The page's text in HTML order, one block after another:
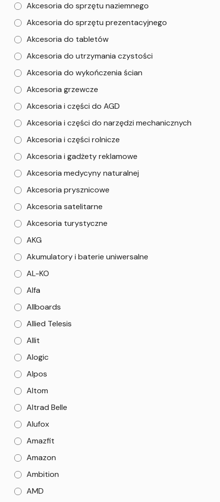
Akcesoria do sprzętu naziemnego
Akcesoria do sprzętu prezentacyjnego
Akcesoria do tabletów
Akcesoria do utrzymania czystości
Akcesoria do wykończenia ścian
Akcesoria grzewcze
Akcesoria i części do AGD
Akcesoria i części do narzędzi mechanicznych
Akcesoria i części rolnicze
Akcesoria i gadżety reklamowe
Akcesoria medycyny naturalnej
Akcesoria prysznicowe
Akcesoria satelitarne
Akcesoria turystyczne
AKG
Akumulatory i baterie uniwersalne
AL-KO
Alfa
Allboards
Allied Telesis
Allit
Alogic
Alpos
Altom
Altrad Belle
Alufox
Amazfit
Amazon
Ambition
AMD